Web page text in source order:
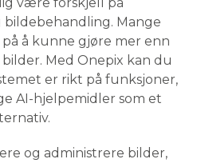
Mange
å kunne gjøre mer enn
bilder. Med Onepix kan du
er rikt på funksjoner,
AI-hjelpemidler som et
og administrere bilder,